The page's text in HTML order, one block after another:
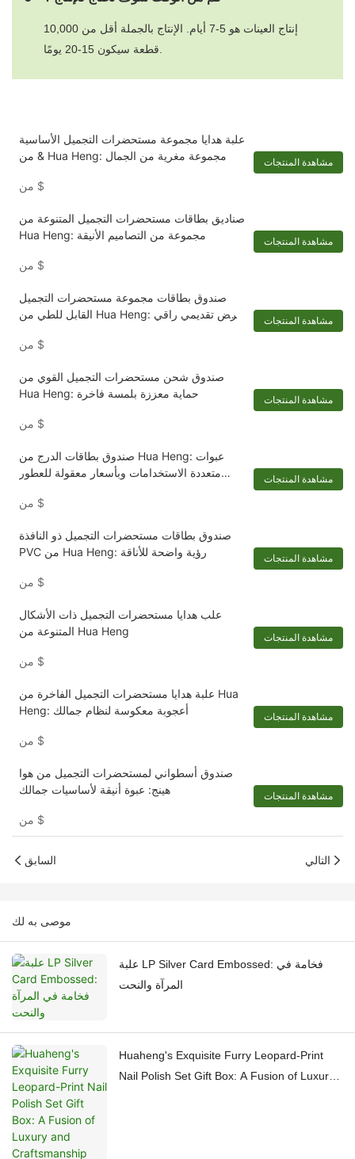
إنتاج العينات هو 5-7 أيام. الإنتاج بالجملة أقل من 10,000
علبة هدايا مجموعة مستحضرات التجميل الأساسية
& من Hua Heng: مجموعة مغرية من الجمال
$
مشاهدة المنتجات
صناديق بطاقات مستحضرات التجميل المتنوعة من
Hua Heng: مجموعة من التصاميم الأنيقة
$
مشاهدة المنتجات
صندوق بطاقات مجموعة مستحضرات التجميل
القابل للطي من Hua Heng: عرض تقديمي راقي
$
مشاهدة المنتجات
صندوق شحن مستحضرات التجميل القوي من
Hua Heng: حماية معززة بلمسة فاخرة
$
مشاهدة المنتجات
صندوق بطاقات الدرج من Hua Heng: عبوات
متعددة الاستخدامات وبأسعار معقولة للعطور
$
مشاهدة المنتجات
صندوق بطاقات مستحضرات التجميل ذو النافذة
PVC من Hua Heng: رؤية واضحة للأناقة
$
مشاهدة المنتجات
علب هدايا مستحضرات التجميل ذات الأشكال
المتنوعة من Hua Heng
$
مشاهدة المنتجات
علبة هدايا مستحضرات التجميل الفاخرة من Hua
Heng: أعجوبة معكوسة لنظام جمالك
$
مشاهدة المنتجات
صندوق أسطواني لمستحضرات التجميل من هوا
هينج: عبوة أنيقة لأساسيات جمالك
$
مشاهدة المنتجات
السابق التالي
موصى به لك
علبة LP Silver Card Embossed: فخامة في
المرآة والنحت
Huaheng's Exquisite Furry Leopard-Print
Nail Polish Set Gift Box: A Fusion of Luxury